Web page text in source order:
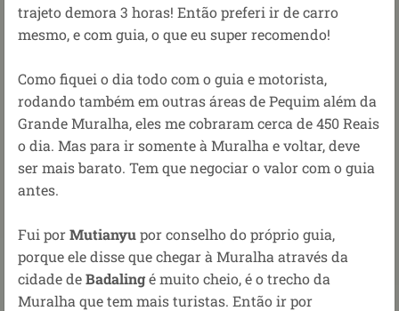
trajeto demora 3 horas! Então preferi ir de carro
mesmo, e com guia, o que eu super recomendo!
Como fiquei o dia todo com o guia e motorista,
rodando também em outras áreas de Pequim além da
Grande Muralha, eles me cobraram cerca de 450 Reais
o dia. Mas para ir somente à Muralha e voltar, deve
ser mais barato. Tem que negociar o valor com o guia
antes.
Fui porMutianyupor conselho do próprio guia,
porque ele disse que chegar à Muralha através da
cidade deBadalingé muito cheio, é o trecho da
Muralha que tem mais turistas. Então ir por